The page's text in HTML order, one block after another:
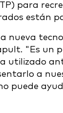
para
están
nueva
"Es un
utilizado
a
puede